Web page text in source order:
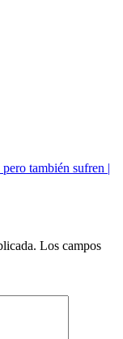
también sufren |
Los campos